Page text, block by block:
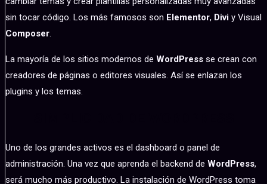
sin tocar código. Los más famosos son Elementor, Divi y Visual
Composer.
La mayoría de los sitios modernos de WordPress se crean con
creadores de páginas o editores visuales. Así se enlazan los
plugins y los temas.
Uno de los grandes activos es el dashboard o panel de
administración. Una vez que aprenda el backend de WordPress,
será mucho más productivo. La instalación de WordPress toma